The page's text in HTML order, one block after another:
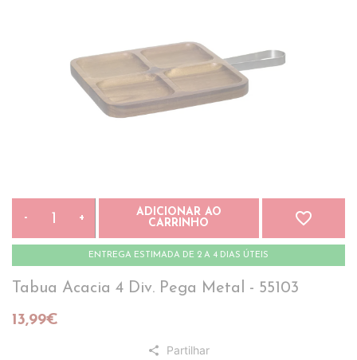
- +
ADICIONAR AO
CARRINHO
favorite_border
ENTREGA ESTIMADA DE 2 A 4 DIAS ÚTEIS
Tabua Acacia 4 Div. Pega Metal - 55103
13,99€
share Partilhar